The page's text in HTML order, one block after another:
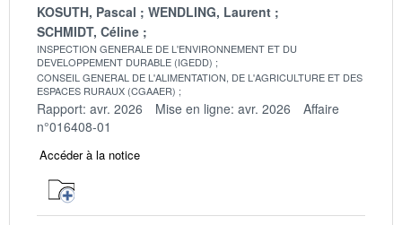
KOSUTH, Pascal
WENDLING, Laurent
SCHMIDT, Céline
INSPECTION GENERALE DE L'ENVIRONNEMENT ET DU
DEVELOPPEMENT DURABLE (IGEDD)
CONSEIL GENERAL DE L'ALIMENTATION, DE L'AGRICULTURE ET DES
ESPACES RURAUX (CGAAER)
Rapport: avr. 2026 Mise en ligne: avr. 2026
Affaire
n°016408-01
Accéder à la notice